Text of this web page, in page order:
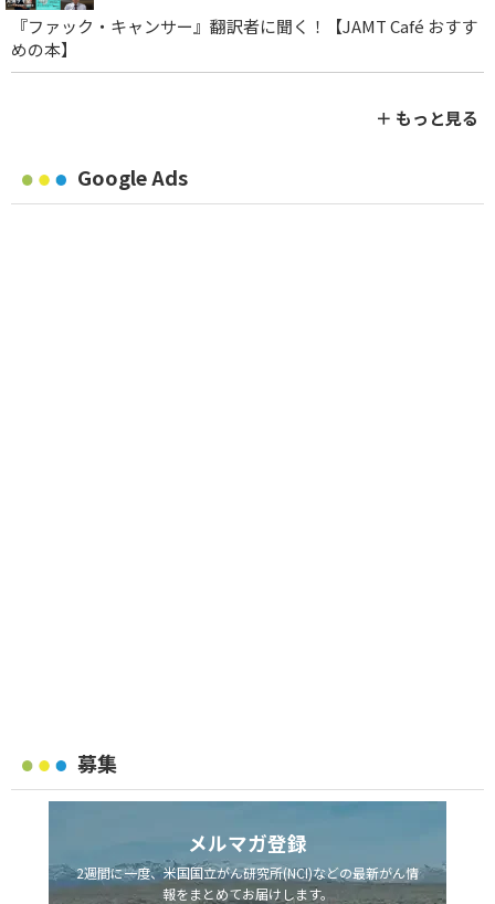
『ファック・キャンサー』翻訳者に聞く！【JAMT Café おすす
めの本】
＋ もっと見る
Google Ads
募集
メルマガ登録
2週間に一度、米国国立がん研究所(NCI)などの最新がん情
報をまとめてお届けします。